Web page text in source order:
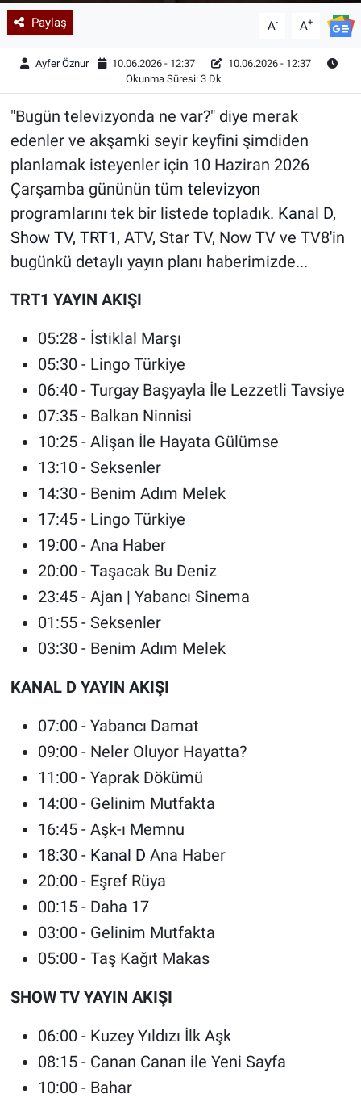
Paylaş A- A+
Ayfer Öznur 10.06.2026 - 12:37
10.06.2026 - 12:37
Okunma Süresi: 3 Dk
"Bugün televizyonda ne var?" diye merak
edenler ve akşamki seyir keyfini şimdiden
planlamak isteyenler için 10 Haziran 2026
Çarşamba gününün tüm televizyon
programlarını tek bir listede topladık. Kanal D,
Show TV, TRT1, ATV, Star TV, Now TV ve TV8'in
bugünkü detaylı yayın planı haberimizde...
TRT1 YAYIN AKIŞI
05:28 - İstiklal Marşı
05:30 - Lingo Türkiye
06:40 - Turgay Başyayla İle Lezzetli Tavsiye
07:35 - Balkan Ninnisi
10:25 - Alişan İle Hayata Gülümse
13:10 - Seksenler
14:30 - Benim Adım Melek
17:45 - Lingo Türkiye
19:00 - Ana Haber
20:00 - Taşacak Bu Deniz
23:45 - Ajan | Yabancı Sinema
01:55 - Seksenler
03:30 - Benim Adım Melek
KANAL D YAYIN AKIŞI
07:00 - Yabancı Damat
09:00 - Neler Oluyor Hayatta?
11:00 - Yaprak Dökümü
14:00 - Gelinim Mutfakta
16:45 - Aşk-ı Memnu
18:30 - Kanal D Ana Haber
20:00 - Eşref Rüya
00:15 - Daha 17
03:00 - Gelinim Mutfakta
05:00 - Taş Kağıt Makas
SHOW TV YAYIN AKIŞI
06:00 - Kuzey Yıldızı İlk Aşk
08:15 - Canan Canan ile Yeni Sayfa
10:00 - Bahar